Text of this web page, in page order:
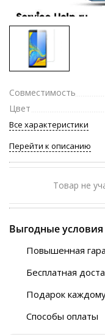
Совместимость
Цвет
Все характеристики
Перейти к описанию
Товар не
Выгодные условия
Повышенная
Бесплатная
Автобусы (по
“BlaBlaCar” (по
Подарок
Способы оплаты